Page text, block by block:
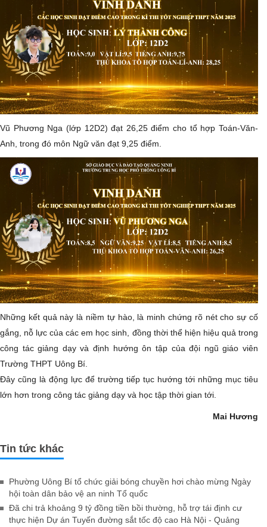
​Vũ Phương Nga (lớp 12D2) đạt 26,25 điểm cho tổ hợp Toán-Văn-
Anh, trong đó môn Ngữ văn đạt 9,25 điểm.
​Những kết quả này là niềm tự hào, là minh chứng rõ nét cho sự cố
gắng, nỗ lực của các em học sinh, đồng thời thể hiện hiệu quả trong
công tác giảng dạy và định hướng ôn tập của đội ngũ giáo viên
Trường THPT Uông Bí.
Đây cũng là động lực để trường tiếp tục hướng tới những mục tiêu
lớn hơn trong công tác giảng dạy và học tập thời gian tới.
Mai Hương
Tin tức khác
Phường Uông Bí tổ chức giải bóng chuyền hơi chào mừng Ngày
hội toàn dân bảo vệ an ninh Tổ quốc
Đã chi trả khoảng 9 tỷ đồng tiền bồi thường, hỗ trợ tái định cư
thực hiện Dự án Tuyến đường sắt tốc độ cao Hà Nội - Quảng